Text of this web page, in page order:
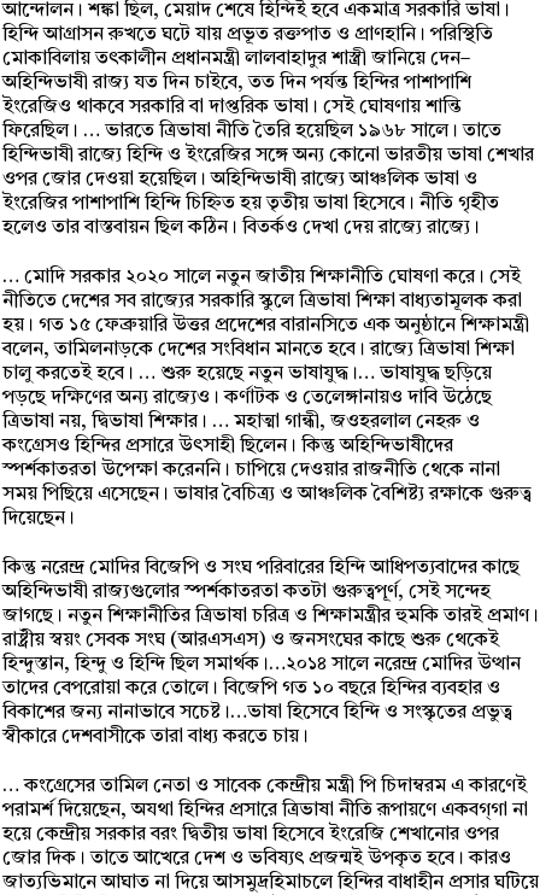
আন্দোলন। শঙ্কা ছিল, মেয়াদ শেষে হিন্দিই হবে একমাত্র সরকারি ভাষা।
হিন্দি আগ্রাসন রুখতে ঘটে যায় প্রভূত রক্তপাত ও প্রাণহানি। পরিস্থিতি
মোকাবিলায় তৎকালীন প্রধানমন্ত্রী লালবাহাদুর শাস্ত্রী জানিয়ে দেন–
অহিন্দিভাষী রাজ্য যত দিন চাইবে, তত দিন পর্যন্ত হিন্দির পাশাপাশি
ইংরেজিও থাকবে সরকারি বা দাপ্তরিক ভাষা। সেই ঘোষণায় শান্তি
ফিরেছিল। … ভারতে ত্রিভাষা নীতি তৈরি হয়েছিল ১৯৬৮ সালে। তাতে
হিন্দিভাষী রাজ্যে হিন্দি ও ইংরেজির সঙ্গে অন্য কোনো ভারতীয় ভাষা শেখার
ওপর জোর দেওয়া হয়েছিল। অহিন্দিভাষী রাজ্যে আঞ্চলিক ভাষা ও
ইংরেজির পাশাপাশি হিন্দি চিহ্নিত হয় তৃতীয় ভাষা হিসেবে। নীতি গৃহীত
হলেও তার বাস্তবায়ন ছিল কঠিন। বিতর্কও দেখা দেয় রাজ্যে রাজ্যে।
… মোদি সরকার ২০২০ সালে নতুন জাতীয় শিক্ষানীতি ঘোষণা করে। সেই
নীতিতে দেশের সব রাজ্যের সরকারি স্কুলে ত্রিভাষা শিক্ষা বাধ্যতামূলক করা
হয়। গত ১৫ ফেব্রুয়ারি উত্তর প্রদেশের বারানসিতে এক অনুষ্ঠানে শিক্ষামন্ত্রী
বলেন, তামিলনাড়কে দেশের সংবিধান মানতে হবে। রাজ্যে ত্রিভাষা শিক্ষা
চালু করতেই হবে। … শুরু হয়েছে নতুন ভাষাযুদ্ধ।… ভাষাযুদ্ধ ছড়িয়ে
পড়ছে দক্ষিণের অন্য রাজ্যেও। কর্ণাটক ও তেলেঙ্গানায়ও দাবি উঠেছে
ত্রিভাষা নয়, দ্বিভাষা শিক্ষার। … মহাত্মা গান্ধী, জওহরলাল নেহরু ও
কংগ্রেসও হিন্দির প্রসারে উৎসাহী ছিলেন। কিন্তু অহিন্দিভাষীদের
স্পর্শকাতরতা উপেক্ষা করেননি। চাপিয়ে দেওয়ার রাজনীতি থেকে নানা
সময় পিছিয়ে এসেছেন। ভাষার বৈচিত্র্য ও আঞ্চলিক বৈশিষ্ট্য রক্ষাকে গুরুত্ব
দিয়েছেন।
কিন্তু নরেন্দ্র মোদির বিজেপি ও সংঘ পরিবারের হিন্দি আধিপত্যবাদের কাছে
অহিন্দিভাষী রাজ্যগুলোর স্পর্শকাতরতা কতটা গুরুত্বপূর্ণ, সেই সন্দেহ
জাগছে। নতুন শিক্ষানীতির ত্রিভাষা চরিত্র ও শিক্ষামন্ত্রীর হুমকি তারই প্রমাণ।
রাষ্ট্রীয় স্বয়ং সেবক সংঘ (আরএসএস) ও জনসংঘের কাছে শুরু থেকেই
হিন্দুস্তান, হিন্দু ও হিন্দি ছিল সমার্থক।…২০১৪ সালে নরেন্দ্র মোদির উত্থান
তাদের বেপরোয়া করে তোলে। বিজেপি গত ১০ বছরে হিন্দির ব্যবহার ও
বিকাশের জন্য নানাভাবে সচেষ্ট।…ভাষা হিসেবে হিন্দি ও সংস্কৃতের প্রভুত্ব
স্বীকারে দেশবাসীকে তারা বাধ্য করতে চায়।
… কংগ্রেসের তামিল নেতা ও সাবেক কেন্দ্রীয় মন্ত্রী পি চিদাম্বরম এ কারণেই
পরামর্শ দিয়েছেন, অযথা হিন্দির প্রসারে ত্রিভাষা নীতি রূপায়ণে একবগ্‌গা না
হয়ে কেন্দ্রীয় সরকার বরং দ্বিতীয় ভাষা হিসেবে ইংরেজি শেখানোর ওপর
জোর দিক। তাতে আখেরে দেশ ও ভবিষ্যৎ প্রজন্মই উপকৃত হবে। কারও
জাত্যভিমানে আঘাত না দিয়ে আসমুদ্রহিমাচলে হিন্দির বাধাহীন প্রসার ঘটিয়ে